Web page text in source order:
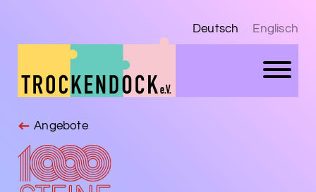
Deutsch Englisch
Angebote